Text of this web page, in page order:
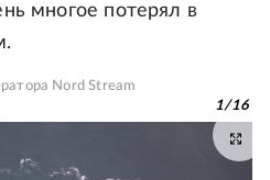
многое потерял в
Nord Stream
1/16